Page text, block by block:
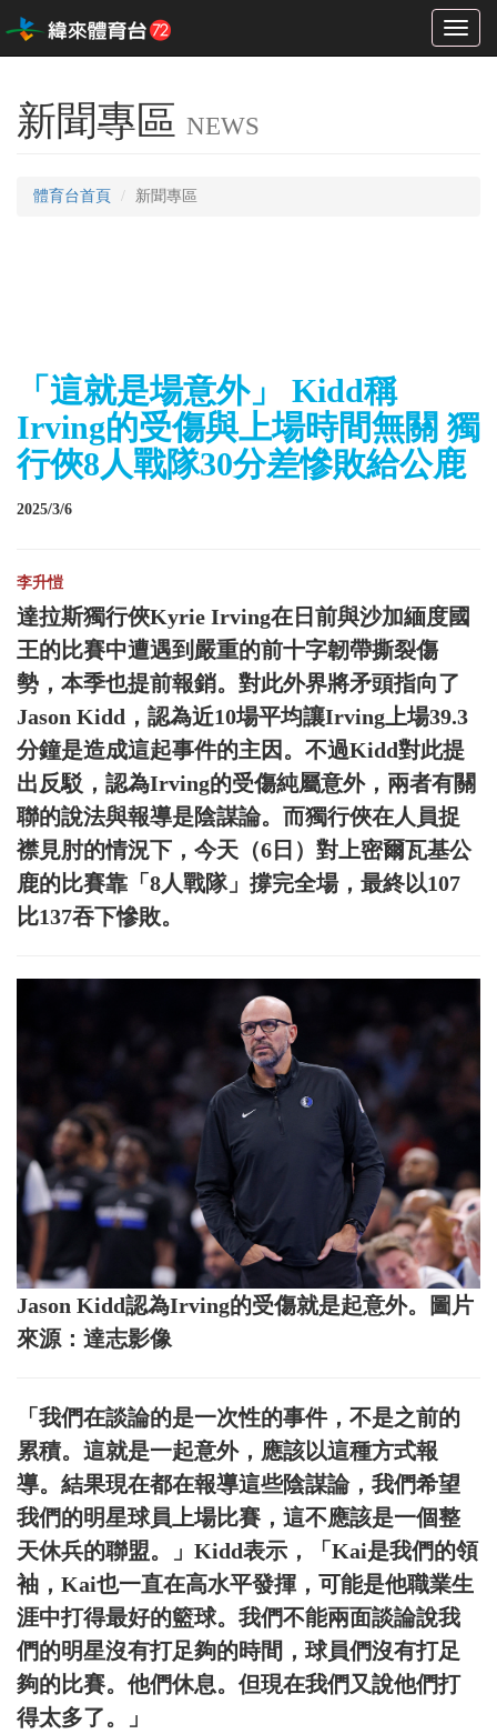
Toggle
新聞專區 NEWS
體育台首頁 新聞專區
「這就是場意外」 Kidd稱
Irving的受傷與上場時間無關 獨
行俠8人戰隊30分差慘敗給公鹿
2025/3/6
李升愷
達拉斯獨行俠Kyrie Irving在日前與沙加緬度國
王的比賽中遭遇到嚴重的前十字韌帶撕裂傷
勢，本季也提前報銷。對此外界將矛頭指向了
Jason Kidd，認為近10場平均讓Irving上場39.3
分鐘是造成這起事件的主因。不過Kidd對此提
出反駁，認為Irving的受傷純屬意外，兩者有關
聯的說法與報導是陰謀論。而獨行俠在人員捉
襟見肘的情況下，今天（6日）對上密爾瓦基公
鹿的比賽靠「8人戰隊」撐完全場，最終以107
比137吞下慘敗。
Jason Kidd認為Irving的受傷就是起意外。圖片
來源：達志影像
「我們在談論的是一次性的事件，不是之前的
累積。這就是一起意外，應該以這種方式報
導。結果現在都在報導這些陰謀論，我們希望
我們的明星球員上場比賽，這不應該是一個整
天休兵的聯盟。」Kidd表示，「Kai是我們的領
袖，Kai也一直在高水平發揮，可能是他職業生
涯中打得最好的籃球。我們不能兩面談論說我
們的明星沒有打足夠的時間，球員們沒有打足
夠的比賽。他們休息。但現在我們又說他們打
得太多了。」